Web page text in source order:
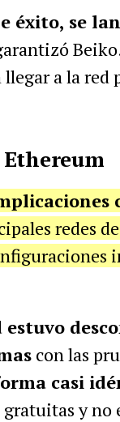
éxito, se
a la red
redes
estuvo
con las
casi
y no